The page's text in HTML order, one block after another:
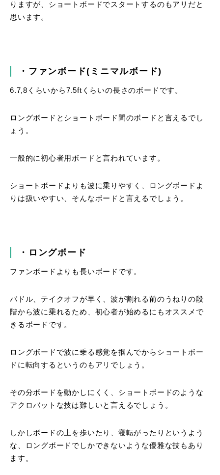
りますが、ショートボードでスタートするのもアリだと
思います。
・ファンボード(ミニマルボード)
6.7,8くらいから7.5ftくらいの長さのボードです。
ロングボードとショートボード間のボードと言えるでし
ょう。
一般的に初心者用ボードと言われています。
ショートボードよりも波に乗りやすく、ロングボードよ
りは扱いやすい、そんなボードと言えるでしょう。
・ロングボード
ファンボードよりも長いボードです。
パドル、テイクオフが早く、波が割れる前のうねりの段
階から波に乗れるため、初心者が始めるにもオススメで
きるボードです。
ロングボードで波に乗る感覚を掴んでからショートボー
ドに転向するというのもアリでしょう。
その分ボードを動かしにくく、ショートボードのような
アクロバットな技は難しいと言えるでしょう。
しかしボードの上を歩いたり、寝転がったりというよう
な、ロングボードでしかできないような優雅な技もあり
ます。